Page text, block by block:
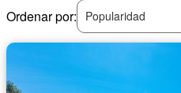
Ordenar por:
Popularidad